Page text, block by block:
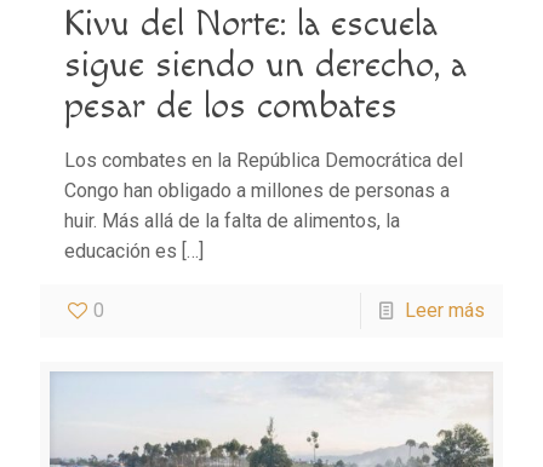
Kivu del Norte: la escuela
sigue siendo un derecho, a
pesar de los combates
Los combates en la República Democrática del
Congo han obligado a millones de personas a
huir. Más allá de la falta de alimentos, la
educación es […]
0 Leer más